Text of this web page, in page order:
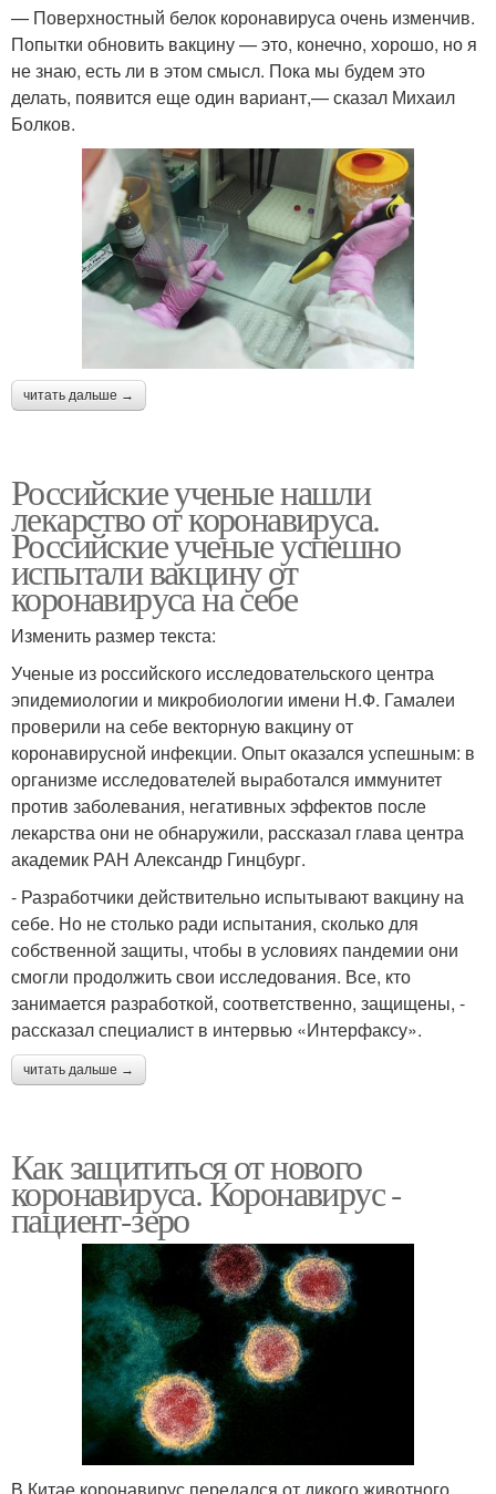
— Поверхностный белок коронавируса очень изменчив.
Попытки обновить вакцину — это, конечно, хорошо, но я
не знаю, есть ли в этом смысл. Пока мы будем это
делать, появится еще один вариант,— сказал Михаил
Болков.
читать дальше →
Российские ученые нашли
лекарство от коронавируса.
Российские ученые успешно
испытали вакцину от
коронавируса на себе
Изменить размер текста:
Ученые из российского исследовательского центра
эпидемиологии и микробиологии имени Н.Ф. Гамалеи
проверили на себе векторную вакцину от
коронавирусной инфекции. Опыт оказался успешным: в
организме исследователей выработался иммунитет
против заболевания, негативных эффектов после
лекарства они не обнаружили, рассказал глава центра
академик РАН Александр Гинцбург.
- Разработчики действительно испытывают вакцину на
себе. Но не столько ради испытания, сколько для
собственной защиты, чтобы в условиях пандемии они
смогли продолжить свои исследования. Все, кто
занимается разработкой, соответственно, защищены, -
рассказал специалист в интервью «Интерфаксу».
читать дальше →
Как защититься от нового
коронавируса. Коронавирус -
пациент-зеро